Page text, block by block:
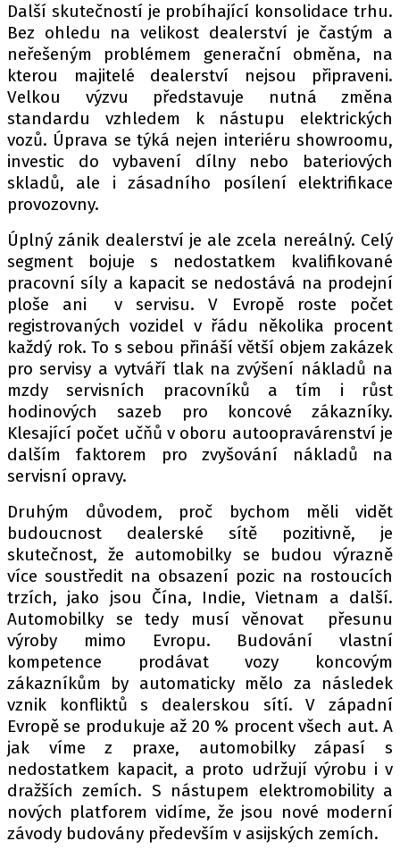
Další skutečností je probíhající konsolidace trhu.
Bez ohledu na velikost dealerství je častým a
neřešeným problémem generační obměna, na
kterou majitelé dealerství nejsou připraveni.
Velkou výzvu představuje nutná změna
standardu vzhledem k nástupu elektrických
vozů. Úprava se týká nejen interiéru showroomu,
investic do vybavení dílny nebo bateriových
skladů, ale i zásadního posílení elektrifikace
provozovny.
Úplný zánik dealerství je ale zcela nereálný. Celý
segment bojuje s nedostatkem kvalifikované
pracovní síly a kapacit se nedostává na prodejní
ploše ani v servisu. V Evropě roste počet
registrovaných vozidel v řádu několika procent
každý rok. To s sebou přináší větší objem zakázek
pro servisy a vytváří tlak na zvýšení nákladů na
mzdy servisních pracovníků a tím i růst
hodinových sazeb pro koncové zákazníky.
Klesající počet učňů v oboru autoopravárenství je
dalším faktorem pro zvyšování nákladů na
servisní opravy.
Druhým důvodem, proč bychom měli vidět
budoucnost dealerské sítě pozitivně, je
skutečnost, že automobilky se budou výrazně
více soustředit na obsazení pozic na rostoucích
trzích, jako jsou Čína, Indie, Vietnam a další.
Automobilky se tedy musí věnovat přesunu
výroby mimo Evropu. Budování vlastní
kompetence prodávat vozy koncovým
zákazníkům by automaticky mělo za následek
vznik konfliktů s dealerskou sítí. V západní
Evropě se produkuje až 20 % procent všech aut. A
jak víme z praxe, automobilky zápasí s
nedostatkem kapacit, a proto udržují výrobu i v
dražších zemích. S nástupem elektromobility a
nových platforem vidíme, že jsou nové moderní
závody budovány především v asijských zemích.